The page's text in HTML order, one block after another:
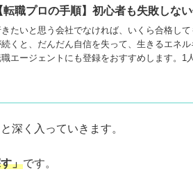
転職プロの手順】初心者も失敗しな
たいと思う会社でなければ、いくら合格し
くと、だんだん自信を失って、生きるエネ
エージェントにも登録をおすすめします。1
深く入っていきます。
」です。